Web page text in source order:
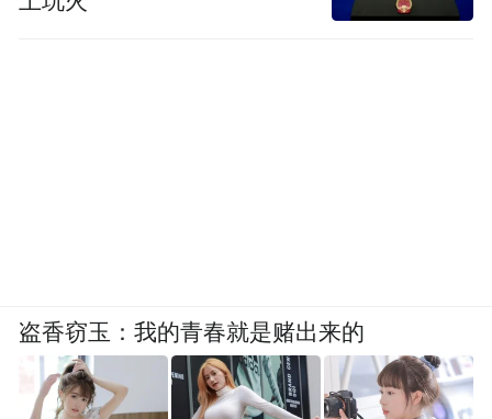
盗香窃玉：我的青春就是赌出来的